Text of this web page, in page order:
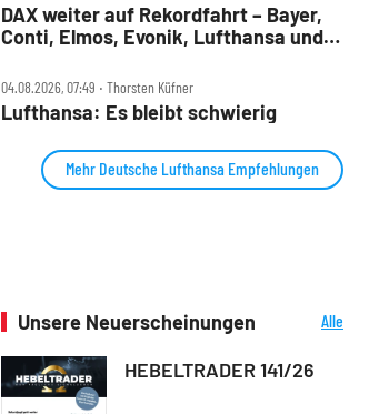
DAX weiter auf Rekordfahrt – Bayer,
Conti, Elmos, Evonik, Lufthansa und
04.08.2026, 07:49 ‧ Thorsten Küfner
Lufthansa: Es bleibt schwierig
Mehr Deutsche Lufthansa Empfehlungen
Unsere Neuerscheinungen
Alle
HEBELTRADER 141/26